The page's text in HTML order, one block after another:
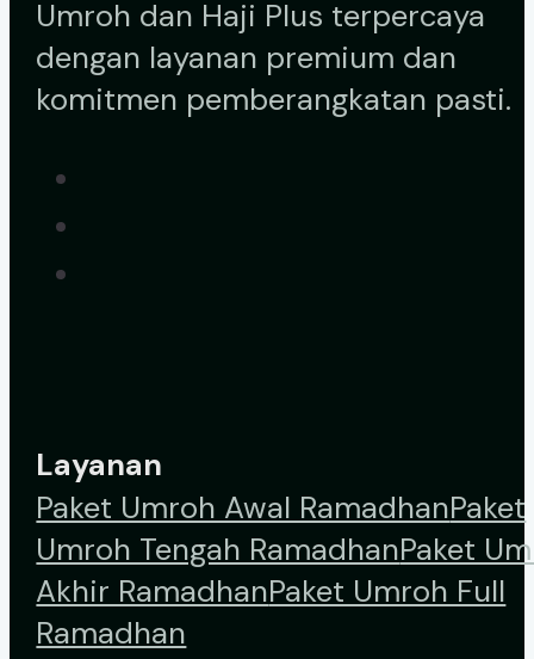
Umroh dan Haji Plus terpercaya
dengan layanan premium dan
komitmen pemberangkatan pasti.
Layanan
Paket Umroh Awal RamadhanPaket
Umroh Tengah RamadhanPaket
Akhir RamadhanPaket Umroh Full
Ramadhan